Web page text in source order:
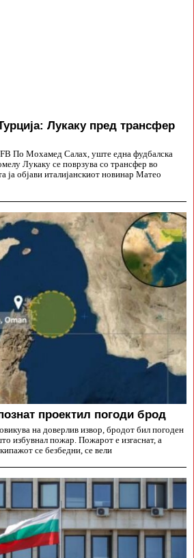
Лукаку пред трансфер
По Мохамед Салах, уште една фудбалска
Лукаку се поврзува со трансфер во
ја објави италијанскиот новинар Матео
проектил погоди брод
на доверлив извор, бродот бил погоден
избувнал пожар. Пожарот е изгаснат, а
се безбедни, се вели